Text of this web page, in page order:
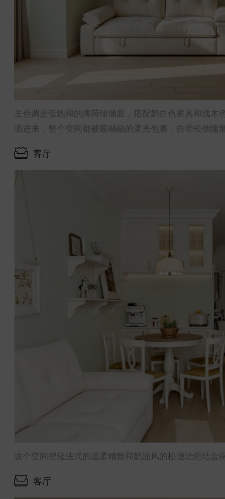
主色调是低饱和的薄荷绿墙面，搭配奶白色家具和浅
洒进来，整个空间都被暖融融的柔光包裹，自带松弛慵
客厅
这个空间把轻法式的温柔精致和奶油风的松弛治愈结
客厅